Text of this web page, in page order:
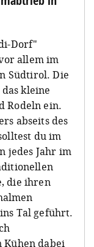
Dorf"
allem im
Südtirol. Die
kleine
Rodeln ein.
abseits des
du im
jedes Jahr im
die ihren
Tal geführt.
dabei